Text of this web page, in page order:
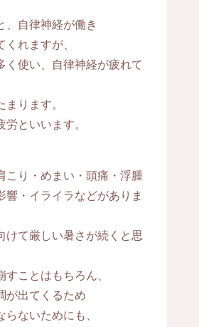
、自律神経が働き
れますが、
く使い、自律神経が疲れて
ります。
といいます。
こり・めまい・頭痛・浮腫
響・イライラなどがありま
けて厳しい暑さが続くと思
ことはもちろん、
が出てくるため
ないためにも、